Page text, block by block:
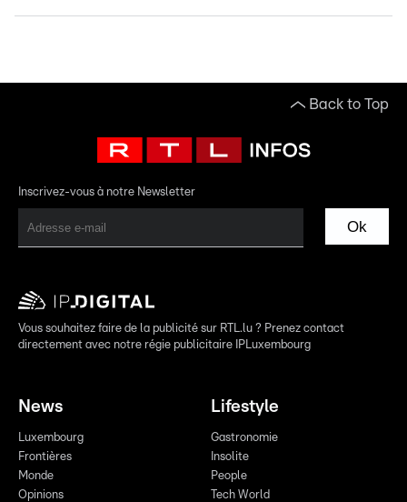
Back to Top
Inscrivez-vous à notre Newsletter
Ok
Vous souhaitez faire de la publicité sur RTL.lu ? Prenez contact
directement avec notre régie publicitaire IPLuxembourg
News
Luxembourg
Frontières
Monde
Opinions
Lifestyle
Gastronomie
Insolite
People
Tech World